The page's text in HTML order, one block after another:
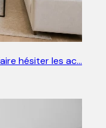
hésiter les ac…